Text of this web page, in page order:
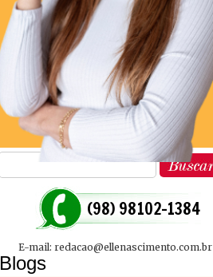
(98) 98102-1384
E-mail: redacao@ellenascimento.com.br
Blogs